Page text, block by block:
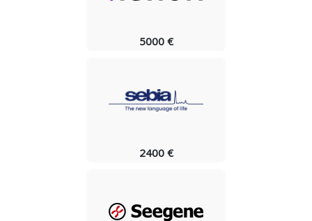
5000 €
2400 €